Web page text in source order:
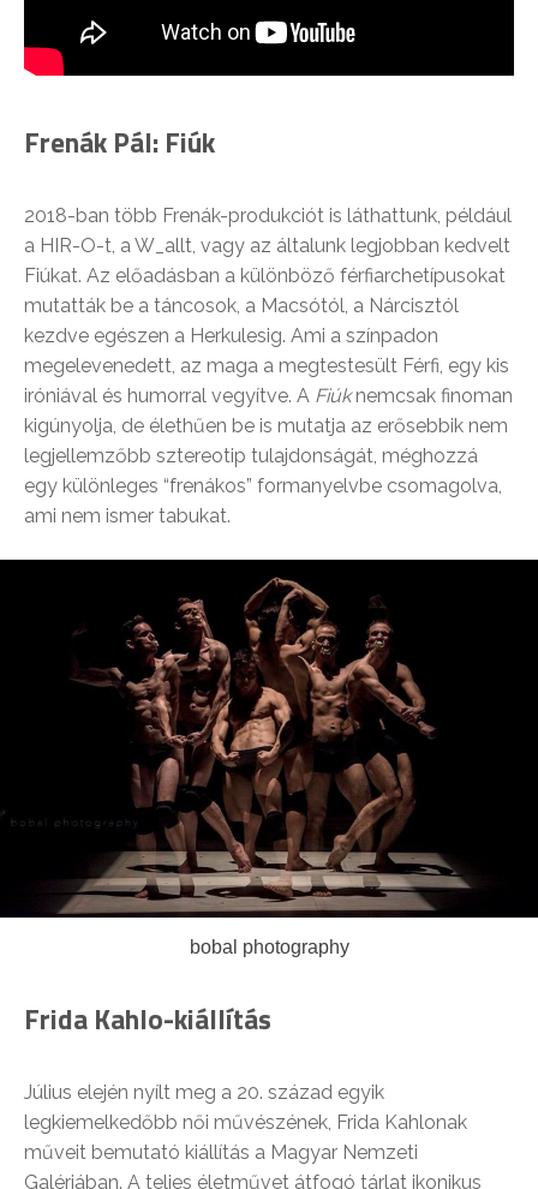
Frenák Pál: Fiúk
2018-ban több Frenák-produkciót is láthattunk, például
a HIR-O-t, a W_allt, vagy az általunk legjobban kedvelt
Fiúkat. Az előadásban a különböző férfiarchetípusokat
mutatták be a táncosok, a Macsótól, a Nárcisztól
kezdve egészen a Herkulesig. Ami a színpadon
megelevenedett, az maga a megtestesült Férfi, egy kis
iróniával és humorral vegyítve. A Fiúknemcsak finoman
kigúnyolja, de élethűen be is mutatja az erősebbik nem
legjellemzőbb sztereotip tulajdonságát, méghozzá
egy különleges “frenákos” formanyelvbe csomagolva,
ami nem ismer tabukat.
bobal photography
Frida Kahlo-kiállítás
Július elején nyílt meg a 20. század egyik
legkiemelkedőbb női művészének, Frida Kahlonak
műveit bemutató kiállítás a Magyar Nemzeti
Galériában. A teljes életművet átfogó tárlat ikonikus